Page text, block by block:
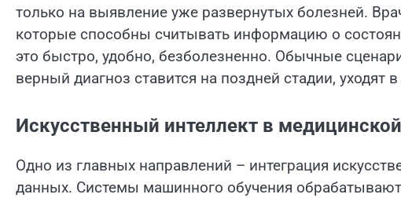
только на выявление уже развернутых болезней.
которые способны считывать информацию о
это быстро, удобно, безболезненно. Обычные
верный диагноз ставится на поздней стадии, уходят
Искусственный интеллект в
Одно из главных направлений – интеграция
данных. Системы машинного обучения